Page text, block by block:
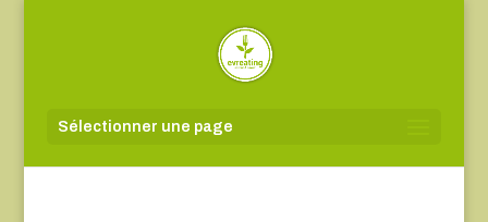
Sélectionner une page